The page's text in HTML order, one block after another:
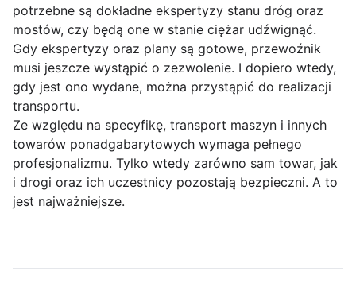
potrzebne są dokładne ekspertyzy stanu dróg oraz
mostów, czy będą one w stanie ciężar udźwignąć.
Gdy ekspertyzy oraz plany są gotowe, przewoźnik
musi jeszcze wystąpić o zezwolenie. I dopiero wtedy,
gdy jest ono wydane, można przystąpić do realizacji
transportu.
Ze względu na specyfikę, transport maszyn i innych
towarów ponadgabarytowych wymaga pełnego
profesjonalizmu. Tylko wtedy zarówno sam towar, jak
i drogi oraz ich uczestnicy pozostają bezpieczni. A to
jest najważniejsze.